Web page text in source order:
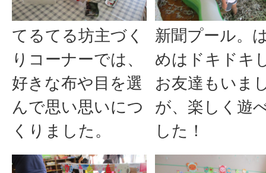
てるてる坊主づく
りコーナーでは、
好きな布や目を選
んで思い思いにつ
くりました。
新聞プール。
めはドキドキ
お友達もいま
が、楽しく遊
した！